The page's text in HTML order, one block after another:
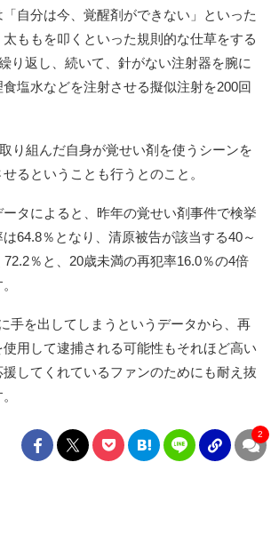
自分は今、覚醒剤ができない」といった
ももを叩くといった規則的な仕草をする
り返し、続いて、針がない注射器を腕に
塩水などを注射させる擬似注射を200回
り組んだ自身が覚せい剤を使うシーンを
るということも行うとのこと。
タによると、昨年の覚せい剤事件で検挙
64.8％となり、清原被告が該当する40～
％と、20歳未満の再犯率16.0％の4倍
手を出してしまうというデータから、再
用して逮捕される可能性もそれほど高い
してくれているファンのためにも耐え抜
2